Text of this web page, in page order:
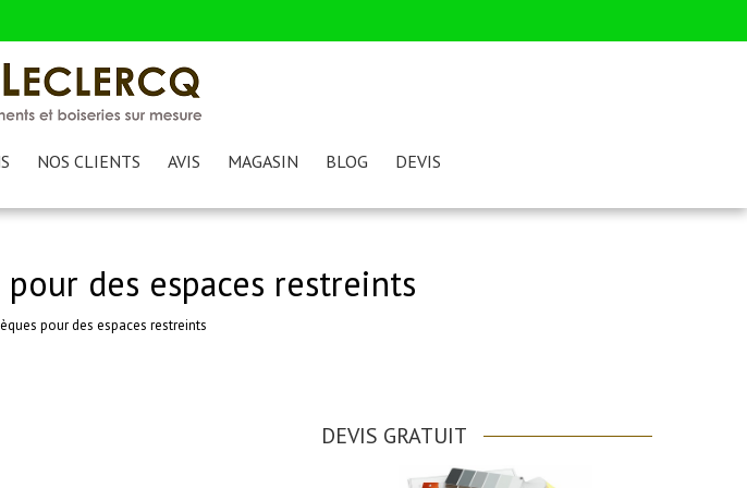
NOS CLIENTS AVIS MAGASIN BLOG DEVIS
des espaces restreints
pour des espaces restreints
DEVIS GRATUIT